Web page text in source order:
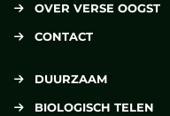
OVER VERSE OOGST
CONTACT
DUURZAAM
BIOLOGISCH TELEN